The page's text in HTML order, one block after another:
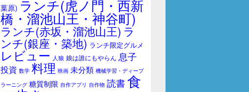
葉原) ランチ(虎ノ門・西新
橋・溜池山王・神谷町)
ランチ(赤坂・溜池山王) ラ
ンチ(銀座・築地) ランチ限定グルメ
レビュー 人狼 娘は誰にもやらん 息子
投資 数学 料理 映画 未分類 機械学習・ディープ
ラーニング 糖質制限 自作アプリ 自作物 読書食